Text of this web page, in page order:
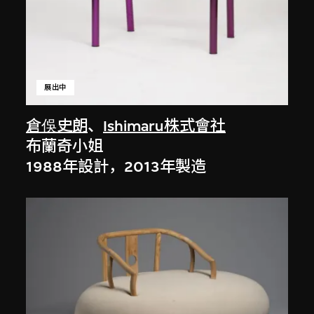
倉俁史朗、 Ishimaru株式會社
展出中
布蘭奇小姐
1988年設計，2013年製造